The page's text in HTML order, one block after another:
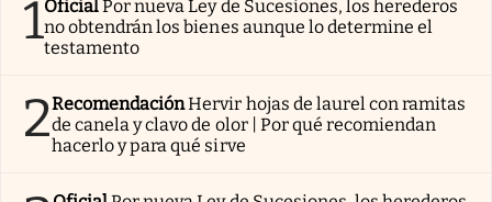
1OficialPor nueva Ley de Sucesiones, los herederos
no obtendrán los bienes aunque lo determine el
testamento
2RecomendaciónHervir hojas de laurel con ramitas
de canela y clavo de olor | Por qué recomiendan
hacerlo y para qué sirve